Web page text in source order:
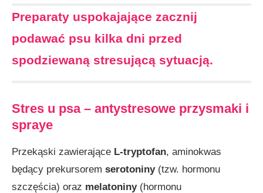
Preparaty uspokajające zacznij
podawać psu kilka dni przed
spodziewaną stresującą sytuacją.
Stres u psa – antystresowe przysmaki i
spraye
Przekąski zawierające L-tryptofan, aminokwas
będący prekursorem serotoniny(tzw. hormonu
szczęścia) oraz melatoniny(hormonu